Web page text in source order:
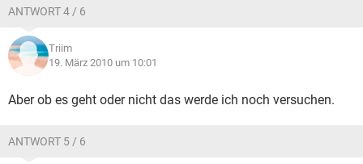
ANTWORT 4 / 6
Triim
19. März 2010 um 10:01
Aber ob es geht oder nicht das werde ich noch versuchen.
ANTWORT 5 / 6